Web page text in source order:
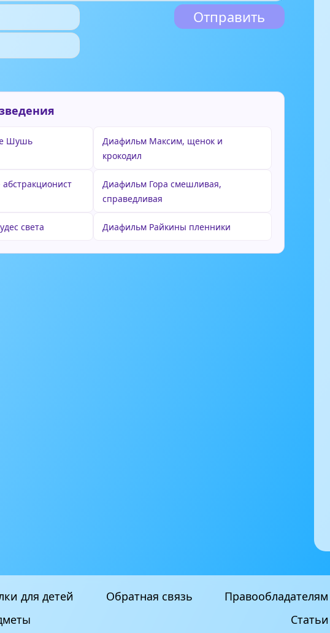
Шушь
Диафильм Максим, щенок и
крокодил
Диафильм Гора смешливая,
справедливая
света Диафильм Райкины пленники
для детей Обратная связь
Правообладателям
Статьи